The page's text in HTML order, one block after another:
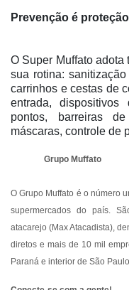
Prevenção é
O Super Muffato
sua rotina:
carrinhos e cestas de
entrada,
pontos, barreiras
máscaras, controle de
Grupo Muffato
O Grupo Muffato é o número
supermercados do país.
atacarejo (Max Atacadista),
diretos e mais de 10 mil
Paraná e interior de São